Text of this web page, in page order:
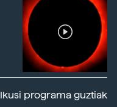
Ikusi programa guztiak